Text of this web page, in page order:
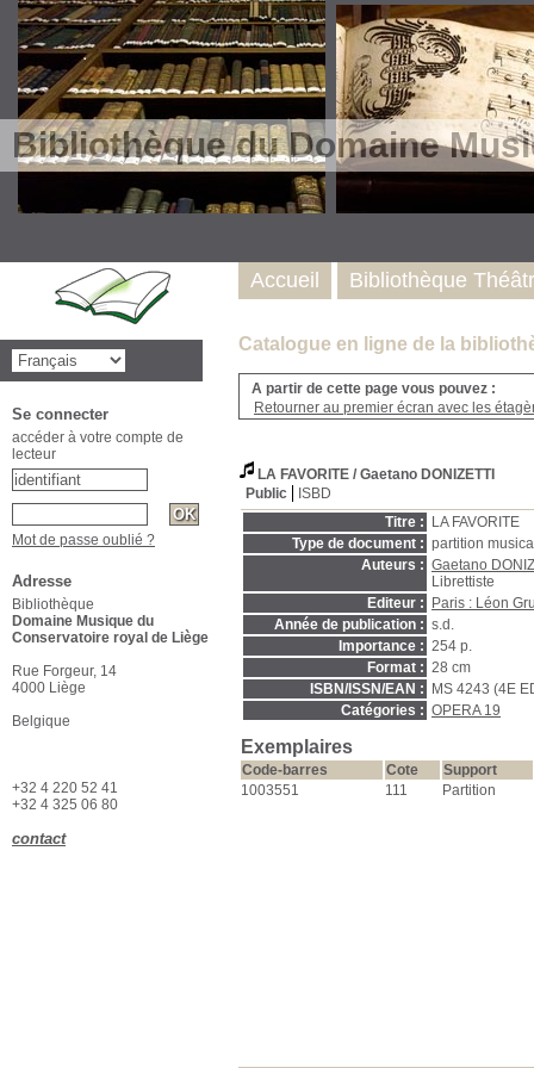
Bibliothèque du Domaine
Catalogue en ligne de la
A partir de cette page vous pouvez :
Retourner au premier écran avec les
LA FAVORITE / Gaetano DONIZETTI
Public
ISBD
Titre :
LA FAVORITE
Type de document : partition
Auteurs : Gaetano
Librettiste
Editeur :
Paris : Léon
Année de publication : s.d.
Importance : 254 p.
Format : 28 cm
ISBN/ISSN/EAN :
MS 4243 (4E
Catégories : OPERA 19
Exemplaires
Code-barres Cote
Support
1003551
111 Partition
Accueil Bibliothèque
Se connecter
accéder à votre compte de
lecteur
Mot de passe oublié ?
Adresse
Bibliothèque
Domaine Musique du
Conservatoire royal de Liège
Rue Forgeur, 14
4000 Liège
Belgique
+32 4 220 52 41
+32 4 325 06 80
contact